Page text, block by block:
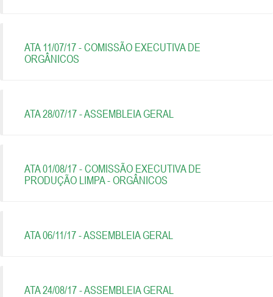
ATA 11/07/17 - COMISSÃO EXECUTIVA DE
ORGÂNICOS
ATA 28/07/17 - ASSEMBLEIA GERAL
ATA 01/08/17 - COMISSÃO EXECUTIVA DE
PRODUÇÃO LIMPA - ORGÂNICOS
ATA 06/11/17 - ASSEMBLEIA GERAL
ATA 24/08/17 - ASSEMBLEIA GERAL